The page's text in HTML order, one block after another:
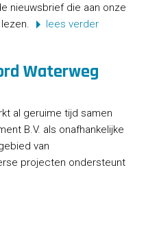
nieuwsbrief die aan onze
lees verder
Waterweg
al geruime tijd samen
B.V. als onafhankelijke
van
projecten ondersteunt